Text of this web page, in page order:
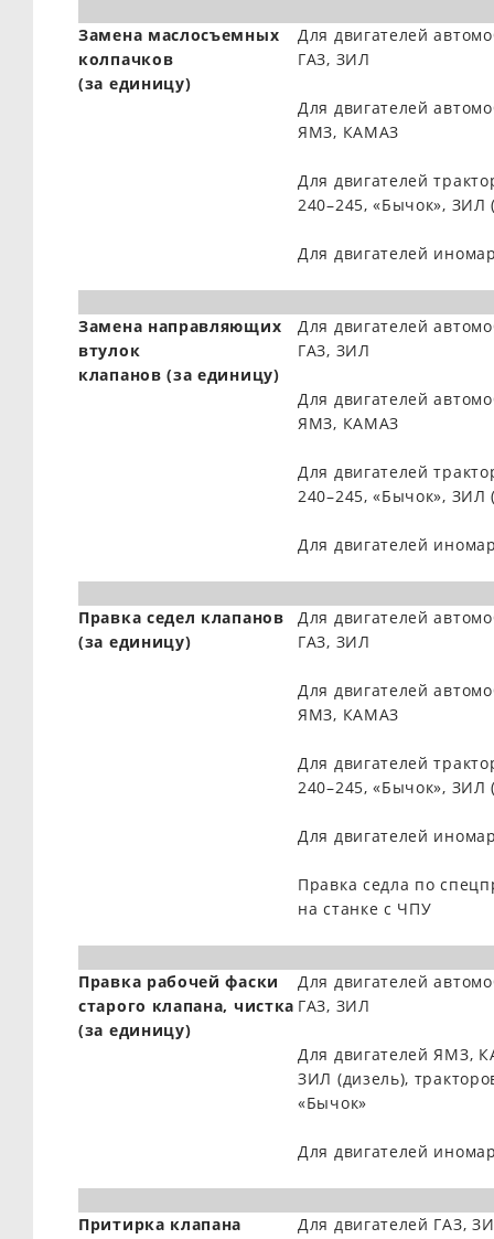
Замена маслосъемных
колпачков
(за единицу)
Для двигателей
ГАЗ, ЗИЛ
Для двигателей
ЯМЗ, КАМАЗ
Для двигателей
240–245, «Бычок», ЗИЛ
Для двигателей
Замена направляющих
втулок
клапанов (за единицу)
Для двигателей
ГАЗ, ЗИЛ
Для двигателей
ЯМЗ, КАМАЗ
Для двигателей
240–245, «Бычок», ЗИЛ
Для двигателей
Правка седел клапанов
(за единицу)
Для двигателей
ГАЗ, ЗИЛ
Для двигателей
ЯМЗ, КАМАЗ
Для двигателей
240–245, «Бычок», ЗИЛ
Для двигателей
Правка седла по
на станке с ЧПУ
Правка рабочей фаски
старого клапана, чистка
(за единицу)
Для двигателей
ГАЗ, ЗИЛ
Для двигателей ЯМЗ,
ЗИЛ (дизель),
«Бычок»
Для двигателей
Притирка клапана
Для двигателей ГАЗ,